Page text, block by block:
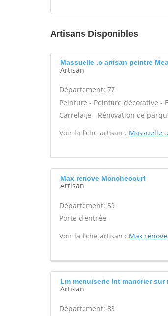
Artisans Disponibles
Massuelle .c artisan peintre
Artisan
Département: 77
Peinture - Peinture décorative -
Carrelage - Rénovation de
Voir la fiche artisan : Massuelle
Max renove Monchecourt
Artisan
Département: 59
Porte d'entrée -
Voir la fiche artisan : Max renove
Lm menuiserie Int mandrier sur
Artisan
Département: 83